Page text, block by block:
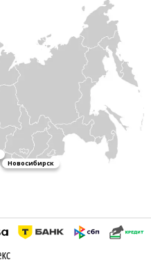
Новосибирск